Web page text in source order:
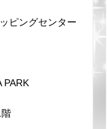
ピングセンター
PARK